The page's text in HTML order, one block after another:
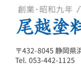
〒432-8045 静岡県
Tel. 053-442-1125